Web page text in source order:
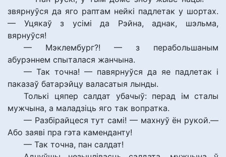
звярнуўся да яго раптам нейкі падлетак у шортах.
— Уцякаў з усімі да Рэйна, аднак, шэльма,
вярнуўся!
— Мэклембург?! — з перабольшаным
абурэннем спыталася жанчына.
— Так точна! — павярнуўся да яе падлетак і
паказаў батарэйцу валасатыя лынды.
Толькі цяпер салдат убачыў: перад ім сталы
мужчына, а маладзіць яго так вопратка.
— Разбірайцеся тут самі! — махнуў ён рукой.—
Або заяві пра гэта каменданту!
— Так точна, пан салдат!